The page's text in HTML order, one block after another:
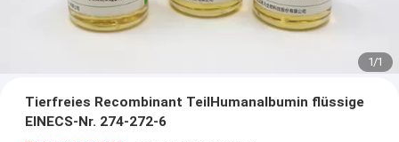
1/1
Tierfreies Recombinant TeilHumanalbumin flüssige
EINECS-Nr. 274-272-6